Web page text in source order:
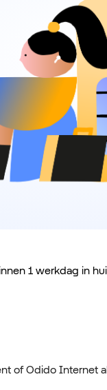
1 werkdag in
of Odido Internet